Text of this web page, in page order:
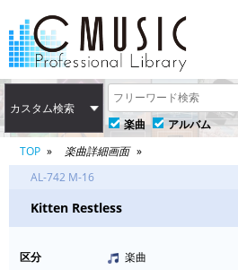
カスタム検索
楽曲
アルバム
TOP
楽曲詳細画面
AL-742 M-16
Kitten Restless
区分
楽曲